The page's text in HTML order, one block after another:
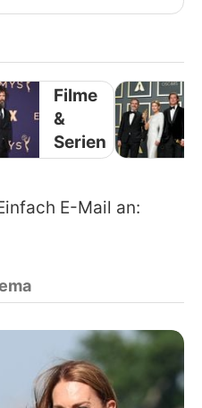
Filme
&
Serien
E-Mail an: